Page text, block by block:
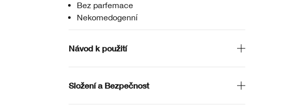
Bez parfemace
Nekomedogenní
Návod k použití
Složení a Bezpečnost